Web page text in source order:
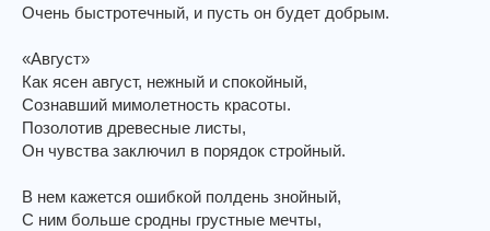
е
и
е
Очень быстротечный, и пусть он будет добрым.
«Август»
Как ясен август, нежный и спокойный,
Сознавший мимолетность красоты.
Позолотив древесные листы,
Он чувства заключил в порядок стройный.
В нем кажется ошибкой полдень знойный,
С ним больше сродны грустные мечты,